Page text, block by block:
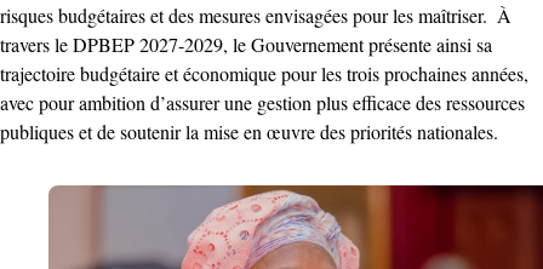
risques budgétaires et des mesures envisagées pour les maîtriser. ‎ ‎À
travers le DPBEP 2027-2029, le Gouvernement présente ainsi sa
trajectoire budgétaire et économique pour les trois prochaines années,
avec pour ambition d’assurer une gestion plus efficace des ressources
publiques et de soutenir la mise en œuvre des priorités nationales. ‎ ‎